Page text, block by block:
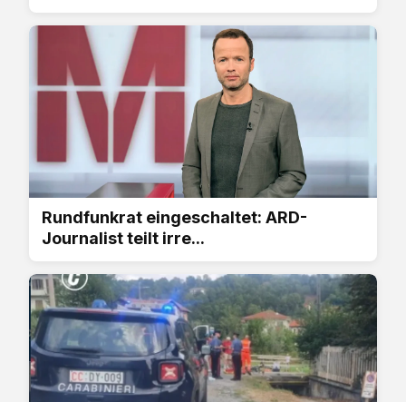
Rundfunkrat eingeschaltet: ARD-
Journalist teilt irre...